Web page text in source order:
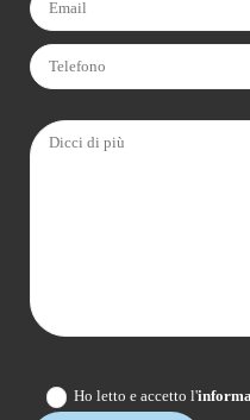
Ho letto e accetto l'